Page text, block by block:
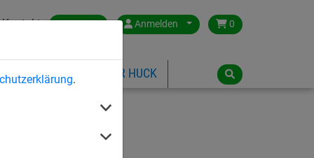
.
Kontakt Austria Anmelden 0
ÜBER HUCK